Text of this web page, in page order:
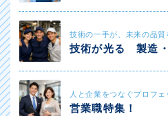
技術の一手が、未来の品質
技術が光る 製造・
人と企業をつなぐプロフ
営業職特集！